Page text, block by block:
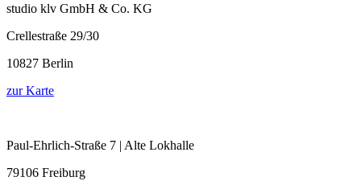
studio klv GmbH & Co. KG
Crellestraße 29/30
10827 Berlin
zur Karte
Paul-Ehrlich-Straße 7 | Alte Lokhalle
79106 Freiburg